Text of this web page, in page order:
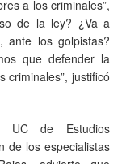
a los criminales”,
de la ley? ¿Va a
ante los golpistas?
que defender la
criminales”, justificó
UC de Estudios
de los especialistas